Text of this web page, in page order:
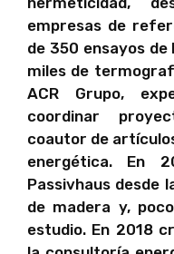
empresas de
de 350 ensayos
miles de
ACR Grupo,
coordinar
coautor de
energética. En
Passivhaus desde
de madera y,
estudio. En 2018